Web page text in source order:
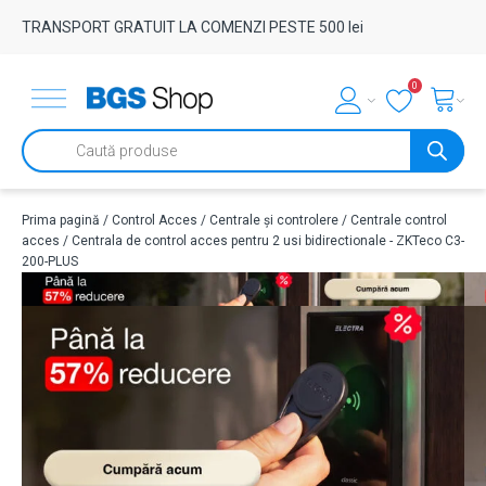
TRANSPORT GRATUIT LA COMENZI PESTE 500 lei
0
Products
search
Prima pagină / Control Acces / Centrale și controlere / Centrale control
acces / Centrala de control acces pentru 2 usi bidirectionale - ZKTeco C3-
200-PLUS